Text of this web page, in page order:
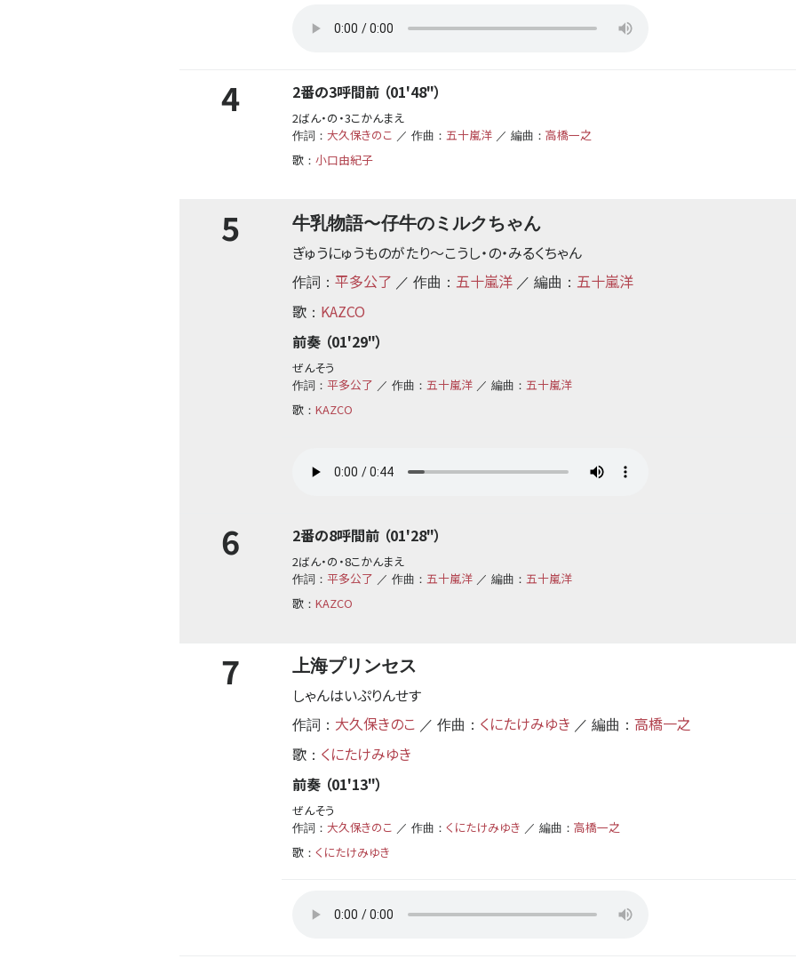
4 2番の3呼間前 （01'48"）
2ばん・の・3こかんまえ
作詞： 大久保きのこ ／ 作曲： 五十嵐洋 ／ 編曲： 高橋一之
歌 ： 小口由紀子
5 牛乳物語〜仔牛のミルクちゃん
ぎゅうにゅうものがたり〜こうし・の・みるくちゃん
作詞： 平多公了 ／ 作曲： 五十嵐洋 ／ 編曲： 五十嵐洋
歌 ： KAZCO
前奏 （01'29"）
ぜんそう
作詞： 平多公了 ／ 作曲： 五十嵐洋 ／ 編曲： 五十嵐洋
歌 ： KAZCO
6 2番の8呼間前 （01'28"）
2ばん・の・8こかんまえ
作詞： 平多公了 ／ 作曲： 五十嵐洋 ／ 編曲： 五十嵐洋
歌 ： KAZCO
7 上海プリンセス
しゃんはいぷりんせす
作詞： 大久保きのこ ／ 作曲： くにたけみゆき ／ 編曲： 高橋一之
歌 ： くにたけみゆき
前奏 （01'13"）
ぜんそう
作詞： 大久保きのこ ／ 作曲： くにたけみゆき ／ 編曲： 高橋一之
歌 ： くにたけみゆき